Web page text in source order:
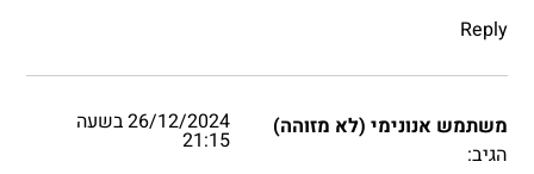
Reply
משתמש אנונימי (לא מזוהה)
הגיב:
26/12/2024 בשעה
21:15